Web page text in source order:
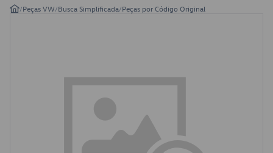
/Peças VW/Busca Simplificada/Peças por Código Original